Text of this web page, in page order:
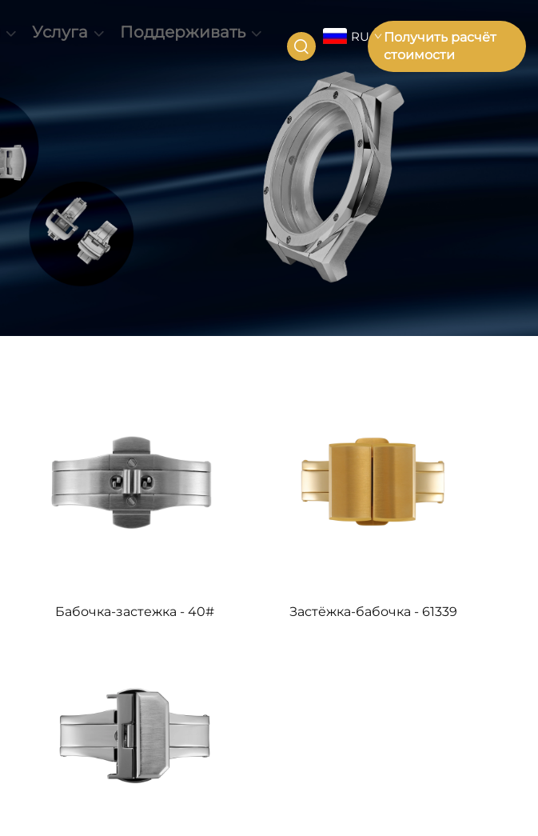
Услуга
Поддерживать
RU
Получить расчёт
стоимости
Бабочка-застежка - 40# Застёжка-бабочка - 61339